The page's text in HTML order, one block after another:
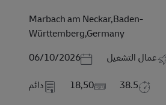
Marbach am Neckar,Baden-
Württemberg,Germany
Posted Date
06/10/2026 عمال التشغيل
دائم 18,50 38.5